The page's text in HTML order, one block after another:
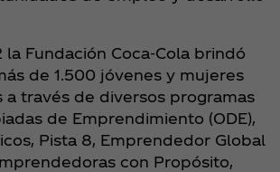
Fundación Coca‑Cola brindó
de 1.500 jóvenes y mujeres
través de diversos programas
de Emprendimiento (ODE),
Pista 8, Emprendedor Global
con Propósito,